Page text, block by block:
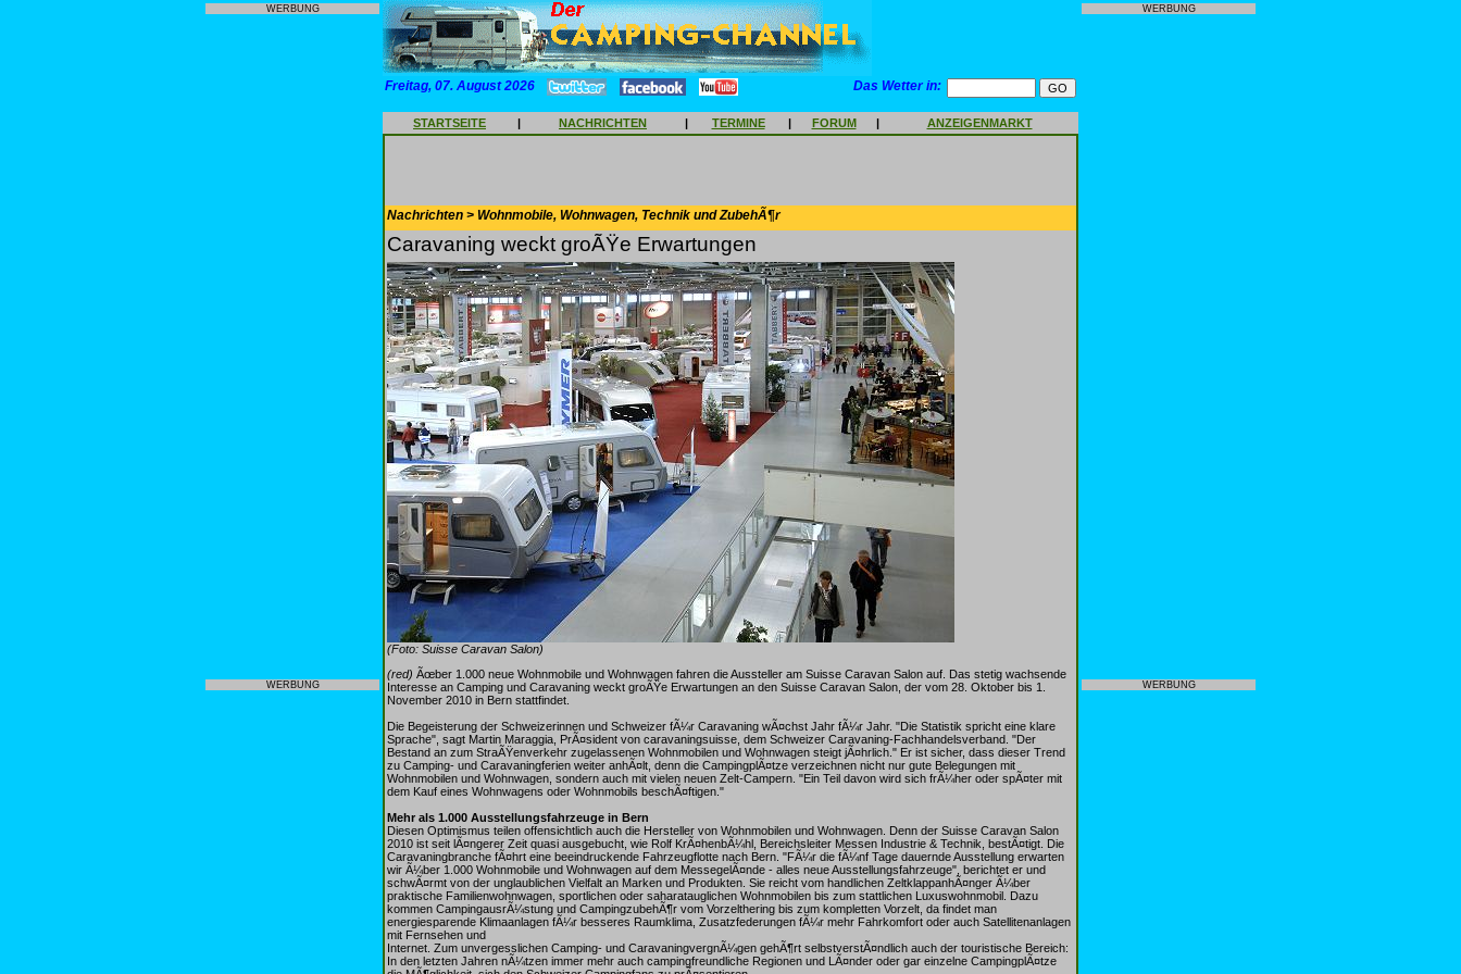
WERBUNG
WERBUNG
Freitag, 07. August 2026 Das Wetter in:
STARTSEITE | NACHRICHTEN | TERMINE | FORUM | ANZEIGENMARKT
Nachrichten > Wohnmobile, Wohnwagen, Technik und ZubehÃ¶r
Caravaning weckt groÃŸe Erwartungen
(Foto: Suisse Caravan Salon)
(red) Ãœber 1.000 neue Wohnmobile und Wohnwagen fahren die Aussteller am Suisse Caravan Salon auf. Das stetig wachsende
Interesse an Camping und Caravaning weckt groÃŸe Erwartungen an den Suisse Caravan Salon, der vom 28. Oktober bis 1.
November 2010 in Bern stattfindet.
Die Begeisterung der Schweizerinnen und Schweizer fÃ¼r Caravaning wÃ¤chst Jahr fÃ¼r Jahr. "Die Statistik spricht eine klare
Sprache", sagt Martin Maraggia, PrÃ¤sident von caravaningsuisse, dem Schweizer Caravaning-Fachhandelsverband. "Der
Bestand an zum StraÃŸenverkehr zugelassenen Wohnmobilen und Wohnwagen steigt jÃ¤hrlich." Er ist sicher, dass dieser Trend
zu Camping- und Caravaningferien weiter anhÃ¤lt, denn die CampingplÃ¤tze verzeichnen nicht nur gute Belegungen mit
Wohnmobilen und Wohnwagen, sondern auch mit vielen neuen Zelt-Campern. "Ein Teil davon wird sich frÃ¼her oder spÃ¤ter mit
dem Kauf eines Wohnwagens oder Wohnmobils beschÃ¤ftigen."
Mehr als 1.000 Ausstellungsfahrzeuge in Bern
Diesen Optimismus teilen offensichtlich auch die Hersteller von Wohnmobilen und Wohnwagen. Denn der Suisse Caravan Salon
2010 ist seit lÃ¤ngerer Zeit quasi ausgebucht, wie Rolf KrÃ¤henbÃ¼hl, Bereichsleiter Messen Industrie & Technik, bestÃ¤tigt. Die
Caravaningbranche fÃ¤hrt eine beeindruckende Fahrzeugflotte nach Bern. "FÃ¼r die fÃ¼nf Tage dauernde Ausstellung erwarten
wir Ã¼ber 1.000 Wohnmobile und Wohnwagen auf dem MessegelÃ¤nde - alles neue Ausstellungsfahrzeuge", berichtet er und
schwÃ¤rmt von der unglaublichen Vielfalt an Marken und Produkten. Sie reicht vom handlichen ZeltklappanhÃ¤nger Ã¼ber
praktische Familienwohnwagen, sportlichen oder saharatauglichen Wohnmobilen bis zum stattlichen Luxuswohnmobil. Dazu
kommen CampingausrÃ¼stung und CampingzubehÃ¶r vom Vorzelthering bis zum kompletten Vorzelt, da findet man
energiesparende Klimaanlagen fÃ¼r besseres Raumklima, Zusatzfederungen fÃ¼r mehr Fahrkomfort oder auch Satellitenanlagen
mit Fernsehen und
Internet. Zum unvergesslichen Camping- und CaravaningvergnÃ¼gen gehÃ¶rt selbstverstÃ¤ndlich auch der touristische Bereich:
In den letzten Jahren nÃ¼tzen immer mehr auch campingfreundliche Regionen und LÃ¤nder oder gar einzelne CampingplÃ¤tze
WERBUNG
WERBUNG